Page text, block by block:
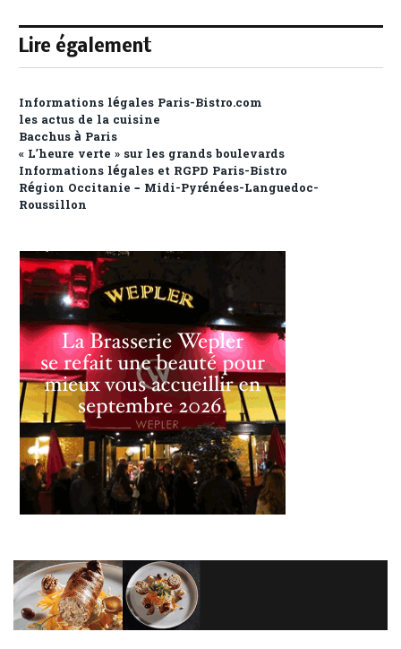
Lire également
Informations légales Paris-Bistro.com
les actus de la cuisine
Bacchus à Paris
« L’heure verte » sur les grands boulevards
Informations légales et RGPD Paris-Bistro
Région Occitanie – Midi-Pyrénées-Languedoc-
Roussillon